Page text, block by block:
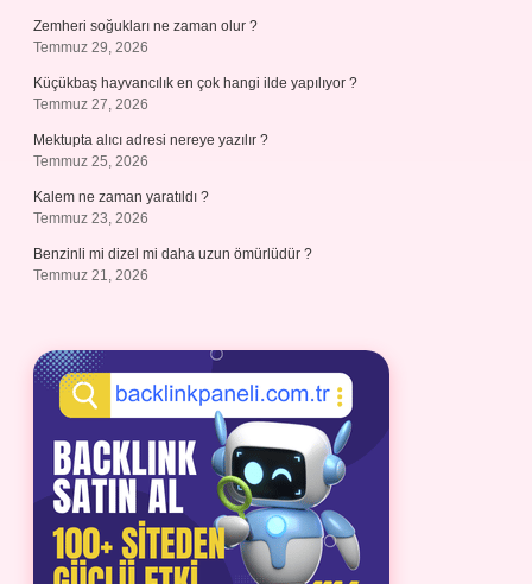
Zemheri soğukları ne zaman olur ?
Temmuz 29, 2026
Küçükbaş hayvancılık en çok hangi ilde yapılıyor ?
Temmuz 27, 2026
Mektupta alıcı adresi nereye yazılır ?
Temmuz 25, 2026
Kalem ne zaman yaratıldı ?
Temmuz 23, 2026
Benzinli mi dizel mi daha uzun ömürlüdür ?
Temmuz 21, 2026